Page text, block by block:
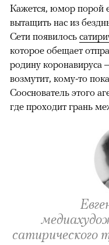
Кажется, юмор порой
вытащить нас из
Сети появилось
которое обещает
родину коронавируса
возмутит, кому-то
Сооснователь этого
где проходит грань
сатирического